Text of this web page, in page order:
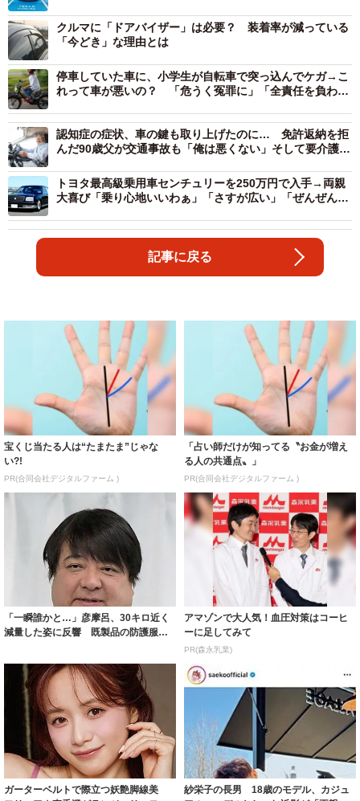
クルマに「ドアバイザー」は必要？ 装着率が減っている
「今どき」な理由とは
停車していた車に、小学生が自転車で突っ込んでケガ→こ
れって車が悪いの？ 「危うく冤罪に」「全責任を負わさ
認知症の症状、車の鍵も取り上げたのに… 免許返納を拒
んだ90歳父が交通事故も「俺は悪くない」そして要介護
トヨタ最高級乗用車センチュリーを250万円で入手→両親
大喜び「乗り心地いいわぁ」「さすが広い」「ぜんぜん疲
記事に戻る
宝くじ当たる人は“たまたま”じゃな
い?!
PR(合同会社デジタルファーム )
「占い師だけが知ってる〝お金が増え
る人の共通点〟」
PR(合同会社デジタルファーム )
「一瞬誰かと…」彦摩呂、30キロ近く
減量した姿に反響 既製品の防護服が
アマゾンで大人気！血圧対策はコーヒ
ーに足してみて
PR(森永乳業)
ガーターベルトで際立つ妖艶脚線美
紗栄子の長男 18歳のモデル、カジュ